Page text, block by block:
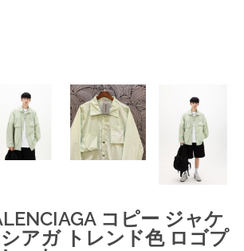
コピー ジャケ
アガ トレンド色 ロゴプ